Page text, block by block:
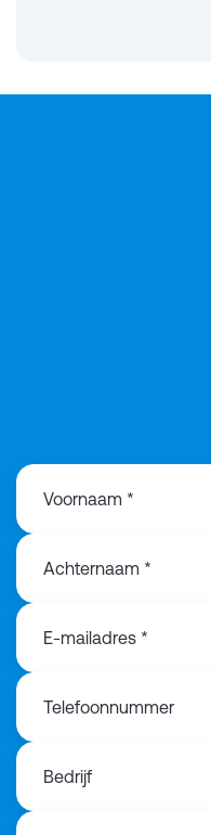
Voornaam *
Achternaam *
E-mailadres *
Telefoonnummer
Bedrijf